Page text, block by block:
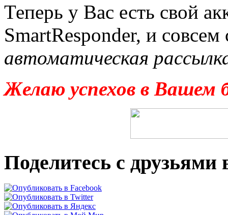
Теперь у Вас есть свой
SmartResponder, и совсем
автоматическая
Желаю успехов в Вашем
Поделитесь с друзьями